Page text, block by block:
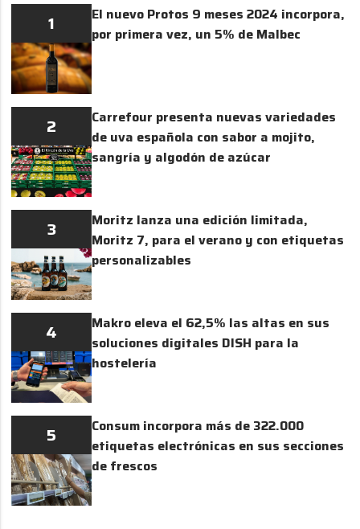
1
El nuevo Protos 9 meses 2024 incorpora,
por primera vez, un 5% de Malbec
2
Carrefour presenta nuevas variedades
de uva española con sabor a mojito,
sangría y algodón de azúcar
3
Moritz lanza una edición limitada,
Moritz 7, para el verano y con etiquetas
personalizables
4
Makro eleva el 62,5% las altas en sus
soluciones digitales DISH para la
hostelería
5
Consum incorpora más de 322.000
etiquetas electrónicas en sus secciones
de frescos